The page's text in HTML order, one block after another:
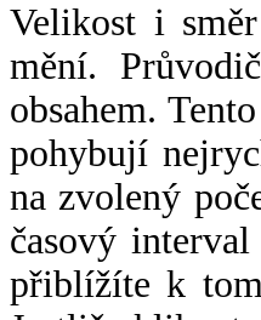
Velikost i
mění.
obsahem.
pohybují
na zvolený
časový
přiblížíte k